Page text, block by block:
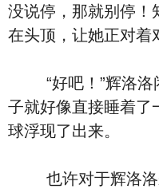
没说停，那就别停！
在头顶，让她正对着
“好吧！”辉洛洛
子就好像直接睡着了
球浮现了出来。
也许对于辉洛洛